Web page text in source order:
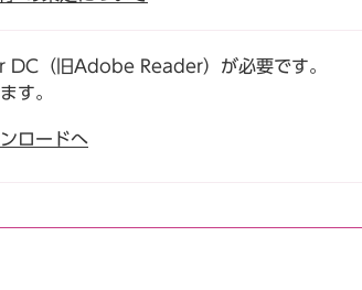
（旧Adobe Reader）が必要です。
す。
ロードへ